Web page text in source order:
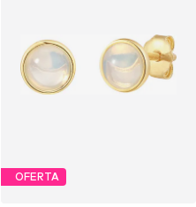
OFERTA